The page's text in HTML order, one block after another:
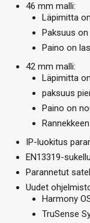
46 mm malli:
Läpimitta
Paksuus
Paino on
42 mm malli:
Läpimitta
paksuus
Paino on
IP-luokitus
EN13319-
Parannetut
Uudet
Harmony
TruSense